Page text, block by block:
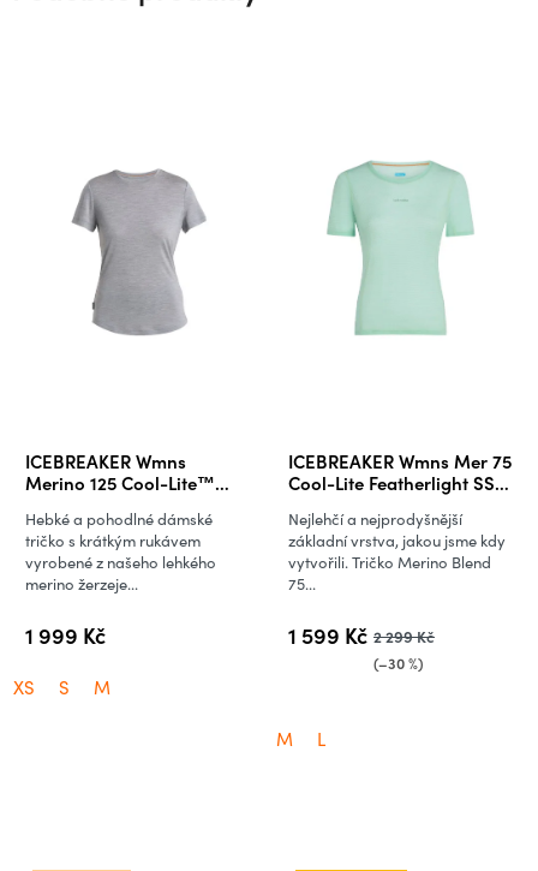
ICEBREAKER Wmns
Merino 125 Cool-Lite™
Heather
1 999 Kč
Hebké a pohodlné dámské
tričko s krátkým rukávem
vyrobené z našeho lehkého
merino žerzeje...
XS S M
ICEBREAKER Wmns Mer 75
Cool-Lite Featherlight SS
1 599 Kč 2 299 Kč
(–30 %)
Nejlehčí a nejprodyšnější
základní vrstva, jakou jsme kdy
vytvořili. Tričko Merino Blend
75...
M L